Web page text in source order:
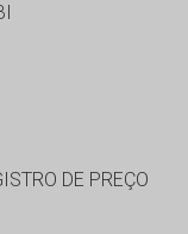
DE PREÇO